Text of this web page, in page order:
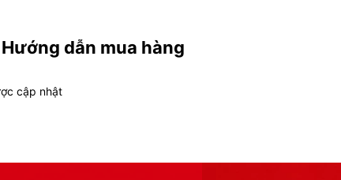
Hướng dẫn mua hàng
cập nhật